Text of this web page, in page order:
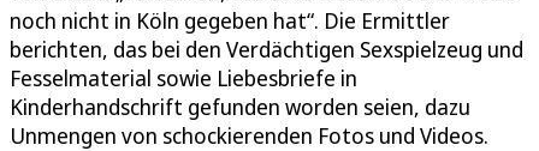
noch nicht in Köln gegeben hat“. Die Ermittler
berichten, das bei den Verdächtigen Sexspielzeug und
Fesselmaterial sowie Liebesbriefe in
Kinderhandschrift gefunden worden seien, dazu
Unmengen von schockierenden Fotos und Videos.